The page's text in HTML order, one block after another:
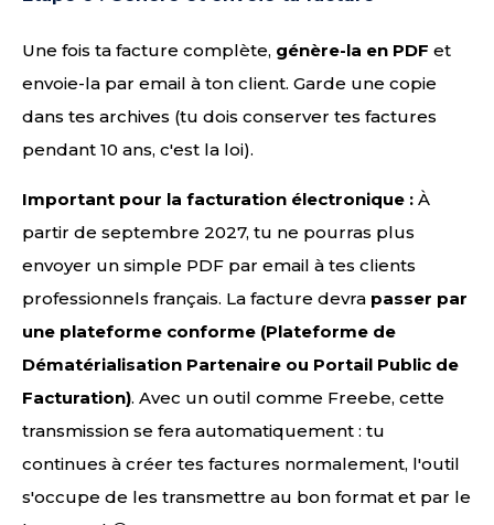
Une fois ta facture complète, génère-la en PDF et
envoie-la par email à ton client. Garde une copie
dans tes archives (tu dois conserver tes factures
pendant 10 ans, c'est la loi).
Important pour la facturation électronique : À
partir de septembre 2027, tu ne pourras plus
envoyer un simple PDF par email à tes clients
professionnels français. La facture devra passer par
une plateforme conforme (Plateforme de
Dématérialisation Partenaire ou Portail Public de
Facturation). Avec un outil comme Freebe, cette
transmission se fera automatiquement : tu
continues à créer tes factures normalement, l'outil
s'occupe de les transmettre au bon format et par le